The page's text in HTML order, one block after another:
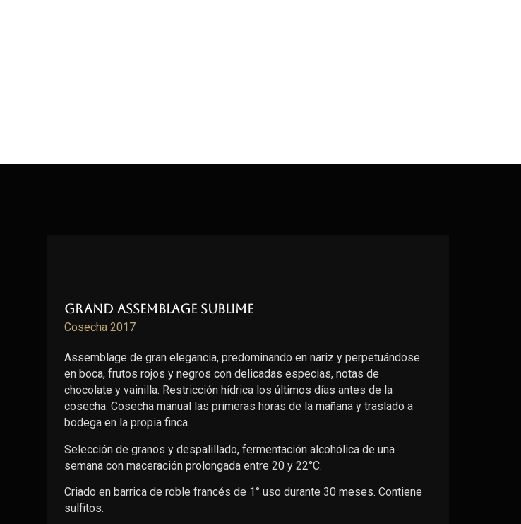
Grand Assemblage Sublime
Cosecha 2017
Assemblage de gran elegancia, predominando en nariz y perpetuándose
en boca, frutos rojos y negros con delicadas especias, notas de
chocolate y vainilla. Restricción hídrica los últimos días antes de la
cosecha. Cosecha manual las primeras horas de la mañana y traslado a
bodega en la propia finca.
Selección de granos y despalillado, fermentación alcohólica de una
semana con maceración prolongada entre 20 y 22°C.
Criado en barrica de roble francés de 1° uso durante 30 meses. Contiene
sulfitos.